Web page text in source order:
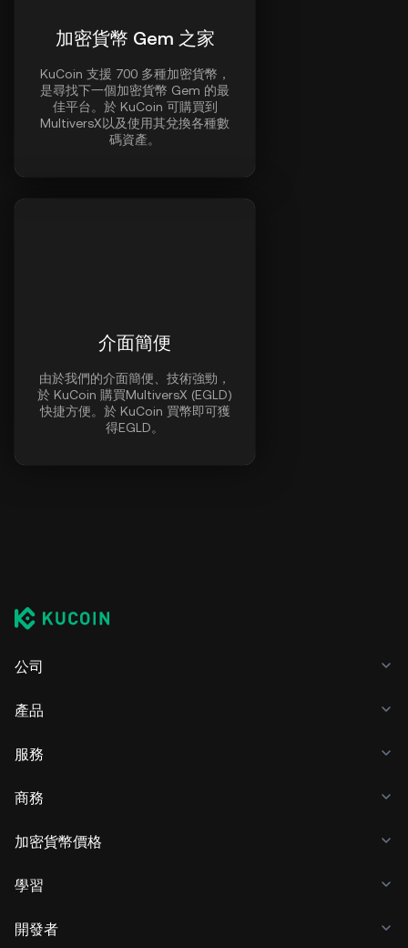
加密貨幣 Gem 之家
KuCoin 支援 700 多種加密貨幣，
是尋找下一個加密貨幣 Gem 的最
佳平台。於 KuCoin 可購買到
MultiversX以及使用其兌換各種數
碼資產。
介面簡便
由於我們的介面簡便、技術強勁，
於 KuCoin 購買MultiversX (EGLD)
快捷方便。於 KuCoin 買幣即可獲
得EGLD。
公司
產品
服務
商務
加密貨幣價格
學習
開發者